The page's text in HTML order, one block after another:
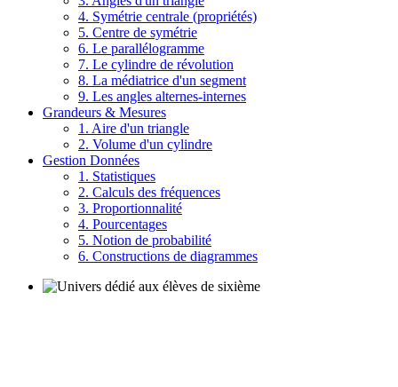
4. Symétrie centrale (propriétés)
5. Centre de symétrie
6. Le parallélogramme
7. Le cylindre de révolution
8. La médiatrice d'un segment
9. Les angles alternes-internes
Grandeurs & Mesures
1. Aire d'un triangle
2. Volume d'un cylindre
Gestion Données
1. Statistiques
2. Calculs des fréquences
3. Proportionnalité
4. Pourcentages
5. Notion de probabilité
6. Constructions de diagrammes